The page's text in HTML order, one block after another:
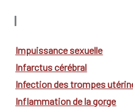
I
Impuissance sexuelle
Infarctus cérébral
Infection des trompes
Inflammation de la gorge